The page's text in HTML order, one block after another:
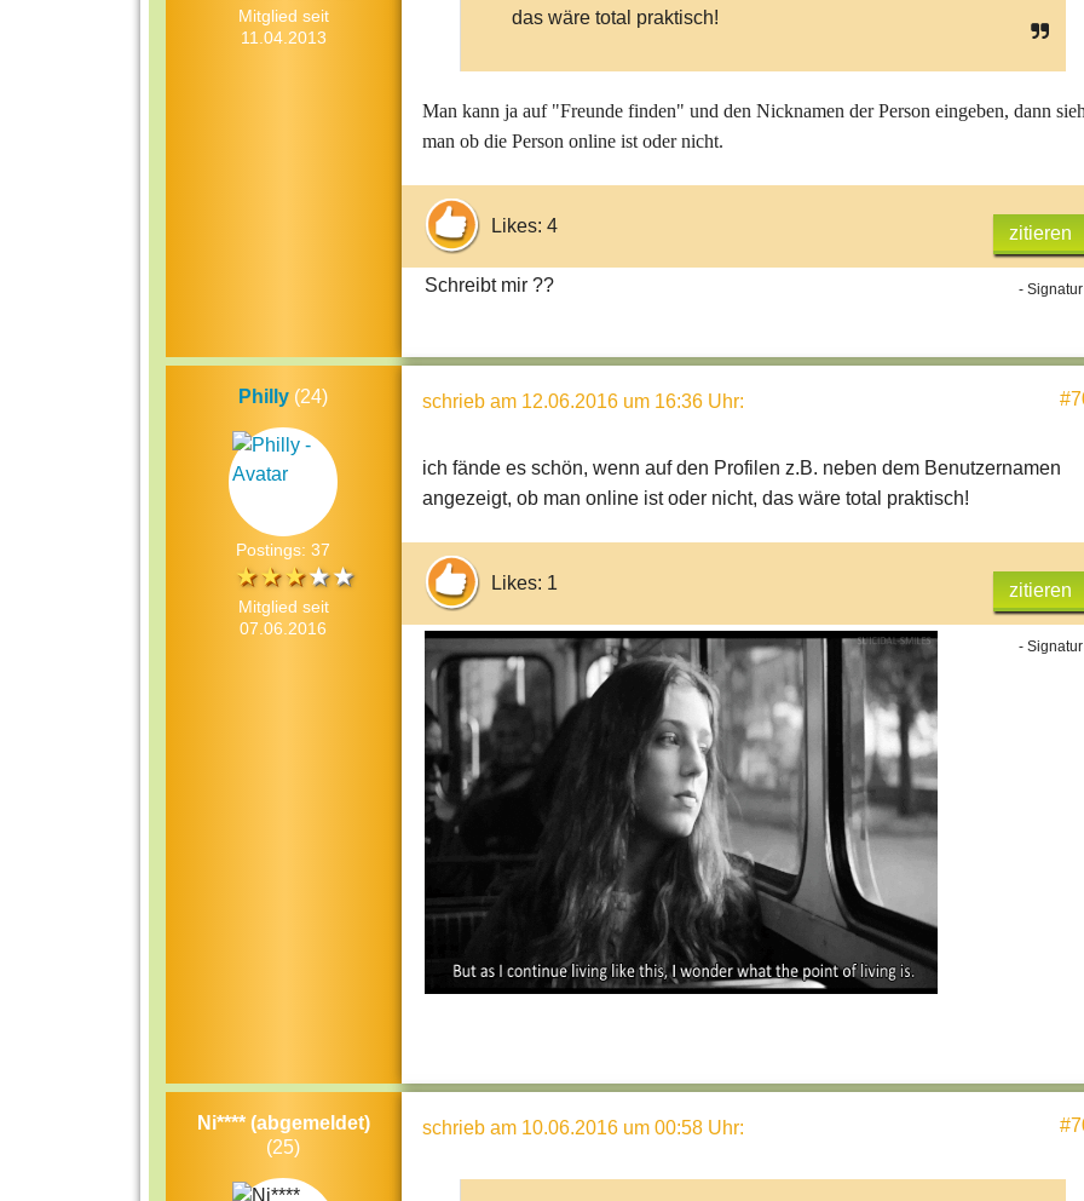
Mitglied seit
11.04.2013
das wäre total praktisch!
Man kann ja auf "Freunde finden" und den Nicknamen der Person eingeben, dann
man ob die Person online ist oder nicht.
Likes: 4 zitieren
-
Schreibt mir ??
Philly (24)
Postings: 37
Mitglied seit
07.06.2016
schrieb am 12.06.2016 um 16:36 Uhr:
ich fände es schön, wenn auf den Profilen z.B. neben dem Benutzernamen
angezeigt, ob man online ist oder nicht, das wäre total praktisch!
Likes: 1 zitieren
-
Ni**** (abgemeldet)
(25)
schrieb am 10.06.2016 um 00:58 Uhr: